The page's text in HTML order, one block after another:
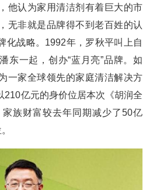
认为家用清洁剂有着巨大的市
无非就是品牌得不到老百姓的认
化战略。1992年，罗秋平叫上自
东一起，创办“蓝月亮”品牌。如
一家全球领先的家庭清洁解决方
210亿元的身价位居本次《胡润全
族财富较去年同期减少了50亿